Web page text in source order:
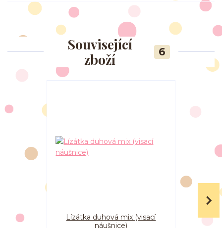
Související
zboží
6
Lízátka duhová mix (visací
náušnice)
Lízátka